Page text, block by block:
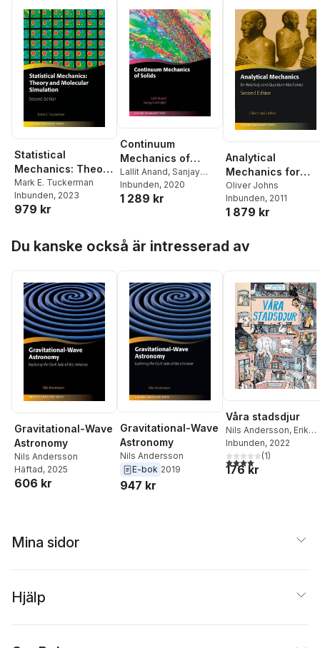
Statistical
Mechanics: Theory
and Molecular
Simulation
Mark E. Tuckerman
Inbunden, 2023
979 kr
Continuum
Mechanics of
Solids
Lallit Anand, Sanjay
Govindjee
Inbunden, 2020
1 289 kr
Analytical
Mechanics for
Relativity and
Quantum
Mechanics
Oliver Johns
Inbunden, 2011
1 879 kr
Du kanske också är intresserad av
Gravitational-Wave
Astronomy
Nils Andersson
Häftad, 2025
606 kr
Gravitational-Wave
Astronomy
Nils Andersson
E-bok 2019
947 kr
Våra stadsdjur
Nils Andersson, Erik
Svetoft
Inbunden, 2022
4,0utav 5 stjärnor.
(1)
176 kr
Mina sidor
Hjälp